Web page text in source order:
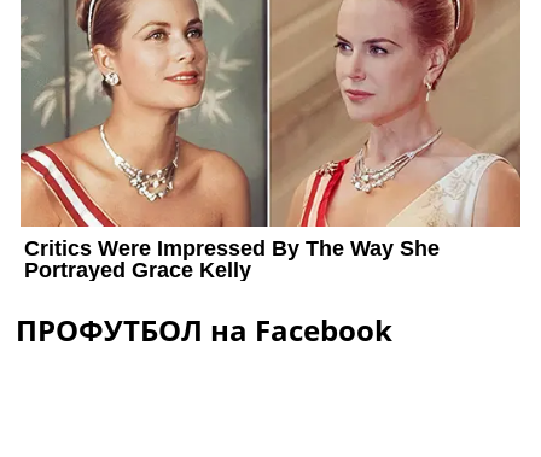
ПРОФУТБОЛ на Facebook